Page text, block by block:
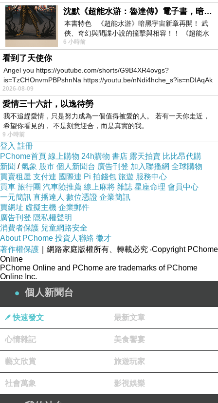
復有一鬼白目連言：「大德，我腹極大如甕，咽
喉手腳甚細如針，不得飲食，何因緣故受如此
苦？」目連答言：「汝前世時作聚落主，自恃豪
貴飲酒縱橫，輕欺餘人奪其飲食，飢困眾生，由
是因緣受如此罪。此是華報，地獄苦果方在後
也。」
復有一鬼白目連言：「我常趣溷欲食糞，有大群
鬼捉杖驅我，不得近廁，口中爛臭飢困無賴，何
因緣故受如此罪？」目連答言：「汝前世時作佛
圖主，有諸白衣賢者，供養眾僧供食具 若有客
僧來，汝便粗設麁供，客僧去已自食細者。以是
因緣故，糞尚叵得何況好食。此是華報，後當受
地獄果。」
復有一鬼白目連言：「我身上遍滿生舌，斧來斫
舌斷續復生，如此不已，何因緣故爾？」目連答
言：「汝前世時作道人，眾僧差作蜜漿，石蜜塊
大難消，以斧斫之，盜心噉一口，以是因緣，斧
還斫舌。」
復有一鬼白目連言：「我常有七枚熱鐵丸，直入
我口，入復五藏焦爛，出還復入，何因緣受如此
到師所，敬其師故偏心多與，實長七枚，是故受
沈默《超能水滸：魯達傳》電子書，暗黑宇宙新章，一一五年八月璀璨上架！
本書特色 《超能水滸》暗黑宇宙新章再開！ 武
俠、奇幻與間諜小說的撞擊與相容！！ 《超能水
滸》系列第四部變幻登場
6 小時前
看到了天使你
Angel you https://youtube.com/shorts/G9B4XR4ovgs?
is=TzCHOnvmPBPshnNa https://youtu.be/nNdi4hche_s?is=nDIAqAk
2026-08-09
愛情三十六計，以逸待勞
我不追趕愛情，只是努力成為一個值得被愛的人。 若有一天你走近，
希望你看見的， 不是刻意迎合，而是真實的我。
9 小時前
登入 註冊
PChome首頁 線上購物 24h購物 書店 露天拍賣 比比昂代購
新聞 /氣象 股市 個人新聞台 廣告刊登 加入聯播網 全球購物
買賣租屋 支付連 國際連 Pi 拍錢包 旅遊 服務中心
買車 旅行團 汽車險推薦 線上麻將 雜誌 星座命理 會員中心
一元簡訊 直播達人 數位憑證 企業簡訊
買網址 虛擬主機 企業郵件
廣告刊登 隱私權聲明
消費者保護 兒童網路安全
About PChome 投資人聯絡 徵才
著作權保護 ｜網路家庭版權所有、轉載必究 ‧Copyright PChome
Online
PChome Online and PChome are trademarks of PChome
Online Inc.
個人新聞台
快速發文 最新文章
心情雜記 美食饗宴
藝文欣賞 旅遊玩家
社會萬象 影視娛樂